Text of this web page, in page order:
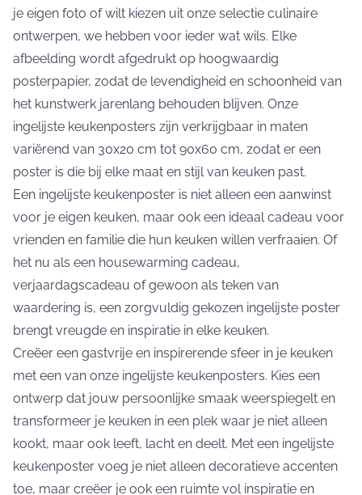
je eigen foto of wilt kiezen uit onze selectie culinaire
ontwerpen, we hebben voor ieder wat wils. Elke
afbeelding wordt afgedrukt op hoogwaardig
posterpapier, zodat de levendigheid en schoonheid van
het kunstwerk jarenlang behouden blijven. Onze
ingelijste keukenposters zijn verkrijgbaar in maten
variërend van 30x20 cm tot 90x60 cm, zodat er een
poster is die bij elke maat en stijl van keuken past.
Een ingelijste keukenposter is niet alleen een aanwinst
voor je eigen keuken, maar ook een ideaal cadeau voor
vrienden en familie die hun keuken willen verfraaien. Of
het nu als een housewarming cadeau,
verjaardagscadeau of gewoon als teken van
waardering is, een zorgvuldig gekozen ingelijste poster
brengt vreugde en inspiratie in elke keuken.
Creëer een gastvrije en inspirerende sfeer in je keuken
met een van onze ingelijste keukenposters. Kies een
ontwerp dat jouw persoonlijke smaak weerspiegelt en
transformeer je keuken in een plek waar je niet alleen
kookt, maar ook leeft, lacht en deelt. Met een ingelijste
keukenposter voeg je niet alleen decoratieve accenten
toe, maar creëer je ook een ruimte vol inspiratie en